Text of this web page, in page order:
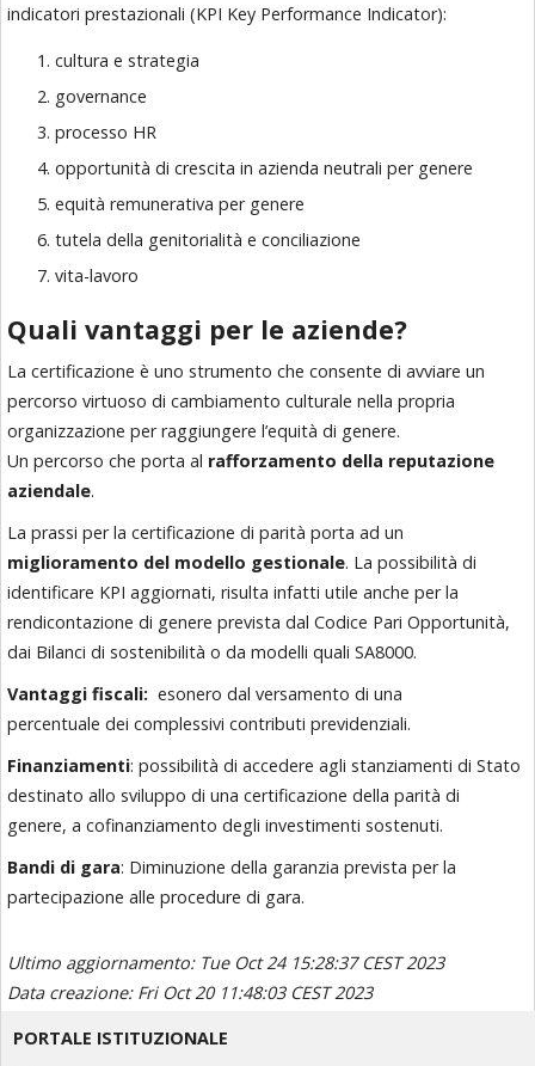
indicatori prestazionali (KPI Key Performance Indicator):
cultura e strategia
governance
processo HR
opportunità di crescita in azienda neutrali per genere
equità remunerativa per genere
tutela della genitorialità e conciliazione
vita-lavoro
Quali vantaggi per le aziende?
La certificazione è uno strumento che consente di avviare un
percorso virtuoso di cambiamento culturale nella propria
organizzazione per raggiungere l’equità di genere.
Un percorso che porta al rafforzamento della reputazione
aziendale.
La prassi per la certificazione di parità porta ad un
miglioramento del modello gestionale. La possibilità di
identificare KPI aggiornati, risulta infatti utile anche per la
rendicontazione di genere prevista dal Codice Pari Opportunità,
dai Bilanci di sostenibilità o da modelli quali SA8000.
Vantaggi fiscali: esonero dal versamento di una
percentuale dei complessivi contributi previdenziali.
Finanziamenti: possibilità di accedere agli stanziamenti di Stato
destinato allo sviluppo di una certificazione della parità di
genere, a cofinanziamento degli investimenti sostenuti.
Bandi di gara: Diminuzione della garanzia prevista per la
partecipazione alle procedure di gara.
Ultimo aggiornamento: Tue Oct 24 15:28:37 CEST 2023
Data creazione: Fri Oct 20 11:48:03 CEST 2023
PORTALE ISTITUZIONALE